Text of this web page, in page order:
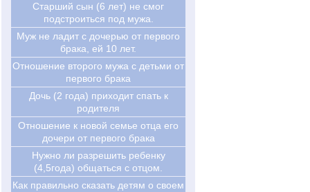
Старший сын (6 лет) не смог
подстроиться под мужа.
Муж не ладит с дочерью от первого
брака, ей 10 лет.
Отношение второго мужа с детьми от
первого брака
Дочь (2 года) приходит спать к
родителя
Отношение к новой семье отца его
дочери от первого брака
Нужно ли разрешить ребенку
(4,5года) общаться с отцом.
Как правильно сказать детям о своем